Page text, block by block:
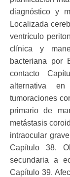
diagnóstico y
Localizada
ventrículo
clínica y
bacteriana por
contacto
alternativa
tumoraciones
primario de
metástasis
intraocular
Capítulo 38.
secundaria a
Capítulo 39.